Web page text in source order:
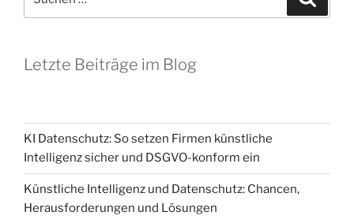
nach:
Letzte Beiträge im Blog
KI Datenschutz: So setzen Firmen künstliche
Intelligenz sicher und DSGVO-konform ein
Künstliche Intelligenz und Datenschutz: Chancen,
Herausforderungen und Lösungen